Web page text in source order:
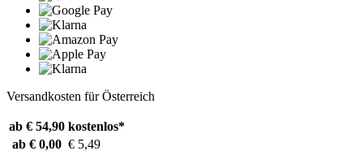
Versandkosten für Österreich
ab € 54,90 kostenlos*
ab € 0,00 € 5,49